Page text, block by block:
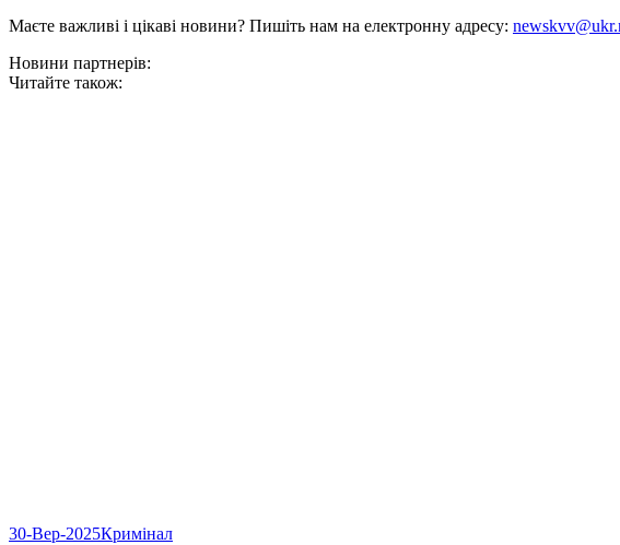
Маєте важливі і цікаві новини? Пишіть нам на електронну адресу:
Новини партнерів:
Читайте також:
30-Вер-2025Кримінал